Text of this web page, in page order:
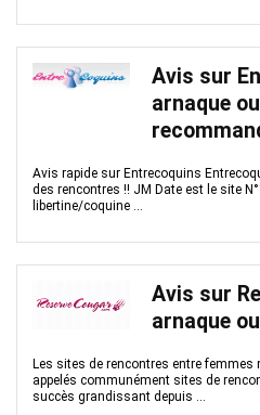
Avis sur
arnaque
Avis rapide sur Entrecoquins
des rencontres !! JM Date est le site
libertine/coquine ...
Avis sur
arnaque
Les sites de rencontres entre
appelés communément sites de
succès grandissant depuis ...